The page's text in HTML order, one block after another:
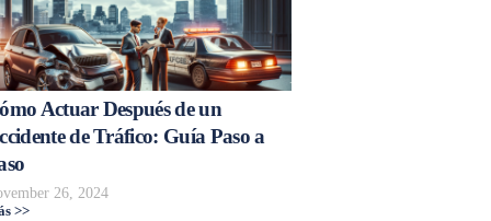
Actuar Después de un
de Tráfico: Guía Paso a
26, 2024
>>